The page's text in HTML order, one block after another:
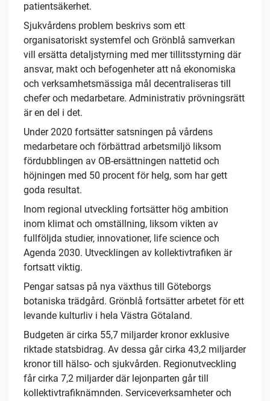
patientsäkerhet.
Sjukvårdens problem beskrivs som ett
organisatoriskt systemfel och Grönblå samverkan
vill ersätta detaljstyrning med mer tillitsstyrning där
ansvar, makt och befogenheter att nå ekonomiska
och verksamhetsmässiga mål decentraliseras till
chefer och medarbetare. Administrativ prövningsrätt
är en del i det.
Under 2020 fortsätter satsningen på vårdens
medarbetare och förbättrad arbetsmiljö liksom
fördubblingen av OB-ersättningen nattetid och
höjningen med 50 procent för helg, som har gett
goda resultat.
Inom regional utveckling fortsätter hög ambition
inom klimat och omställning, liksom vikten av
fullföljda studier, innovationer, life science och
Agenda 2030. Utvecklingen av kollektivtrafiken är
fortsatt viktig.
Pengar satsas på nya växthus till Göteborgs
botaniska trädgård. Grönblå fortsätter arbetet för ett
levande kulturliv i hela Västra Götaland.
Budgeten är cirka 55,7 miljarder kronor exklusive
riktade statsbidrag. Av dessa går cirka 43,2 miljarder
kronor till hälso- och sjukvården. Regionutveckling
får cirka 7,2 miljarder där lejonparten går till
kollektivtrafiknämnden. Serviceverksamheter och